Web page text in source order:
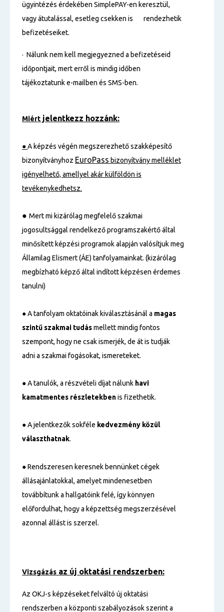
ügyintézés érdekében SimplePAY-en keresztül,
vagy átutalással, esetleg csekken is rendezhetik
befizetéseiket.
· Nálunk nem kell megjegyezned a befizetéseid
időpontjait, mert erről is mindig időben
tájékoztatunk e-mailben és SMS-ben.
Miért jelentkezz hozzánk:
●A képzés végén megszerezhető szakképesítő
bizonyítványhoz EuroPass bizonyítvány melléklet
igényelhető, amellyel akár külföldön is
tevékenykedhetsz.
● Mert mi kizárólag megfelelő szakmai
jogosultsággal rendelkező programszakértő által
minősített képzési programok alapján valósítjuk meg
Államilag Elismert (ÁE) tanfolyamainkat. (kizárólag
megbízható képző által indított képzésen érdemes
tanulni)
● A tanfolyam oktatóinak kiválasztásánál a magas
szintű szakmai tudásmellett mindig fontos
szempont, hogy ne csak ismerjék, de át is tudják
adni a szakmai fogásokat, ismereteket.
● A tanulók, a részvételi díjat nálunk havi
kamatmentes részletekbenis fizethetik.
● A jelentkezők sokféle kedvezmény közül
választhatnak.
● Rendszeresen keresnek bennünket cégek
állásajánlatokkal, amelyet mindenesetben
továbbítunk a hallgatóink felé, így könnyen
előfordulhat, hogy a képzettség megszerzésével
azonnal állást is szerzel.
Vizsgázás az új oktatási rendszerben:
Az OKJ-s képzéseket felváltó új oktatási
rendszerben a központi szabályozások szerint a